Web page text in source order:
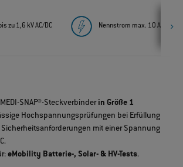
zu 1,6 kV AC/DC Nennstrom max. 10 A
SNAP®-Steckverbinderin Größe 1
Hochspannungsprüfungen bei Erfüllung
mit einer Spannung
eMobility Batterie-, Solar- & HV-Tests.